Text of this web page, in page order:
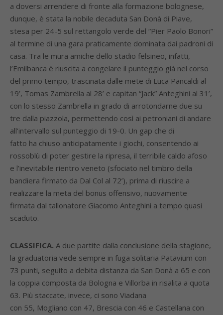
a doversi arrendere di fronte alla formazione bolognese,
dunque, è stata la nobile decaduta San Donà di Piave,
stesa per 24-5 sul rettangolo verde del “Pier Paolo Bonori”
al termine di una gara praticamente dominata dai padroni di
casa. Tra le mura amiche dello stadio felsineo, infatti,
l’Emilbanca è riuscita a congelare il punteggio già nel corso
del primo tempo, trascinata dalle mete di Luca Pancaldi al
19’, Tomas Zambrella al 28’ e capitan “Jack” Anteghini al 31’,
con lo stesso Zambrella in grado di arrotondarne due su
tre dalla piazzola, permettendo così ai petroniani di andare
all’intervallo sul punteggio di 19-0. Un gap che di
fatto ha chiuso anticipatamente i giochi, consentendo ai
rossoblù di poter gestire la ripresa, il terribile caldo afoso
e l’inevitabile rientro veneto (sfociato nel timbro della
bandiera firmato da Dal Col al 72’), prima di riuscire a
realizzare la meta del bonus offensivo, nuovamente
firmata dal tallonatore Giacomo Anteghini a tempo quasi
scaduto.
CLASSIFICA. A due partite dalla conclusione della stagione,
la graduatoria vede sempre in fuga solitaria Patavium con
73 punti, seguito a debita distanza da San Donà a 65 e con
la coppia composta da Bologna e Villorba in risalita a quota
63. Più staccate, invece, ci sono Viadana
con 55, Mogliano con 47, Brescia con 46 e Castellana con